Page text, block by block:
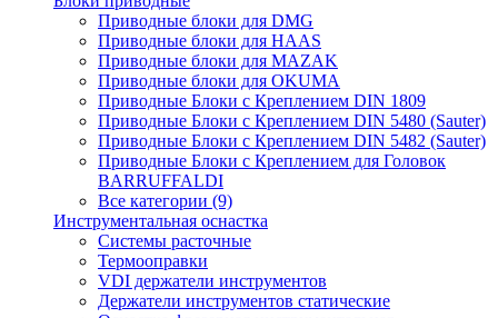
Приводные блоки для DMG
Приводные блоки для HAAS
Приводные блоки для MAZAK
Приводные блоки для OKUMA
Приводные Блоки с Креплением DIN 1809
Приводные Блоки с Креплением DIN 5480 (Sauter)
Приводные Блоки с Креплением DIN 5482 (Sauter)
Приводные Блоки с Креплением для Головок
BARRUFFALDI
Все категории (9)
Инструментальная оснастка
Системы расточные
Термооправки
VDI держатели инструментов
Держатели инструментов статические